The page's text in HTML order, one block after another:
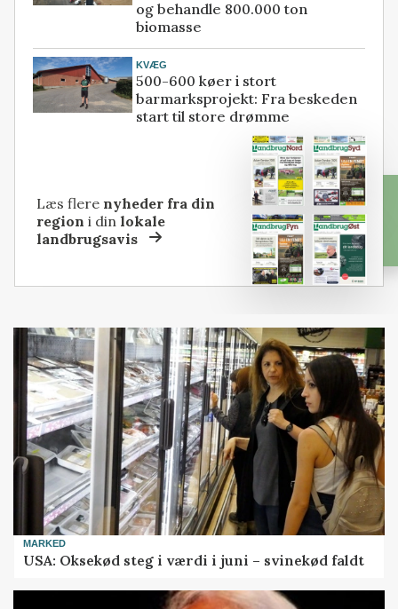
og behandle 800.000 ton
biomasse
KVÆG
500-600 køer i stort
barmarksprojekt: Fra beskeden
start til store drømme
Læs flere nyheder fra din
region i dinlokale
landbrugsavis
MARKED
USA: Oksekød steg i værdi i juni – svinekød faldt